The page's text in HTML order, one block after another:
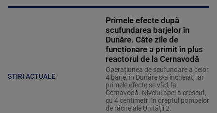
ȘTIRI ACTUALE
Primele efecte după
scufundarea barjelor în
Dunăre. Câte zile de
funcționare a primit în plus
reactorul de la Cernavodă
Operațiunea de scufundare a celor
4 barje, în Dunăre s-a încheiat, iar
primele efecte se văd, la
Cernavodă. Nivelul apei a crescut,
cu 4 centimetri în dreptul pompelor
de răcire ale Unității 2.